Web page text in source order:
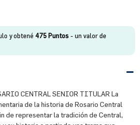
y obtené 475Puntos - un valor de
CENTRAL SENIOR TITULAR La
de la historia de Rosario Central
de representar la tradición de Central,